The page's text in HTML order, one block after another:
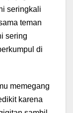
seringkali
teman
sering
di
memegang
karena